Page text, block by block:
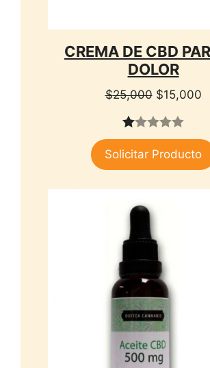
CREMA DE CBD
DOLOR
$25,000 El
original
$25,000.
$15,000El
1.
00
Solicitar Producto